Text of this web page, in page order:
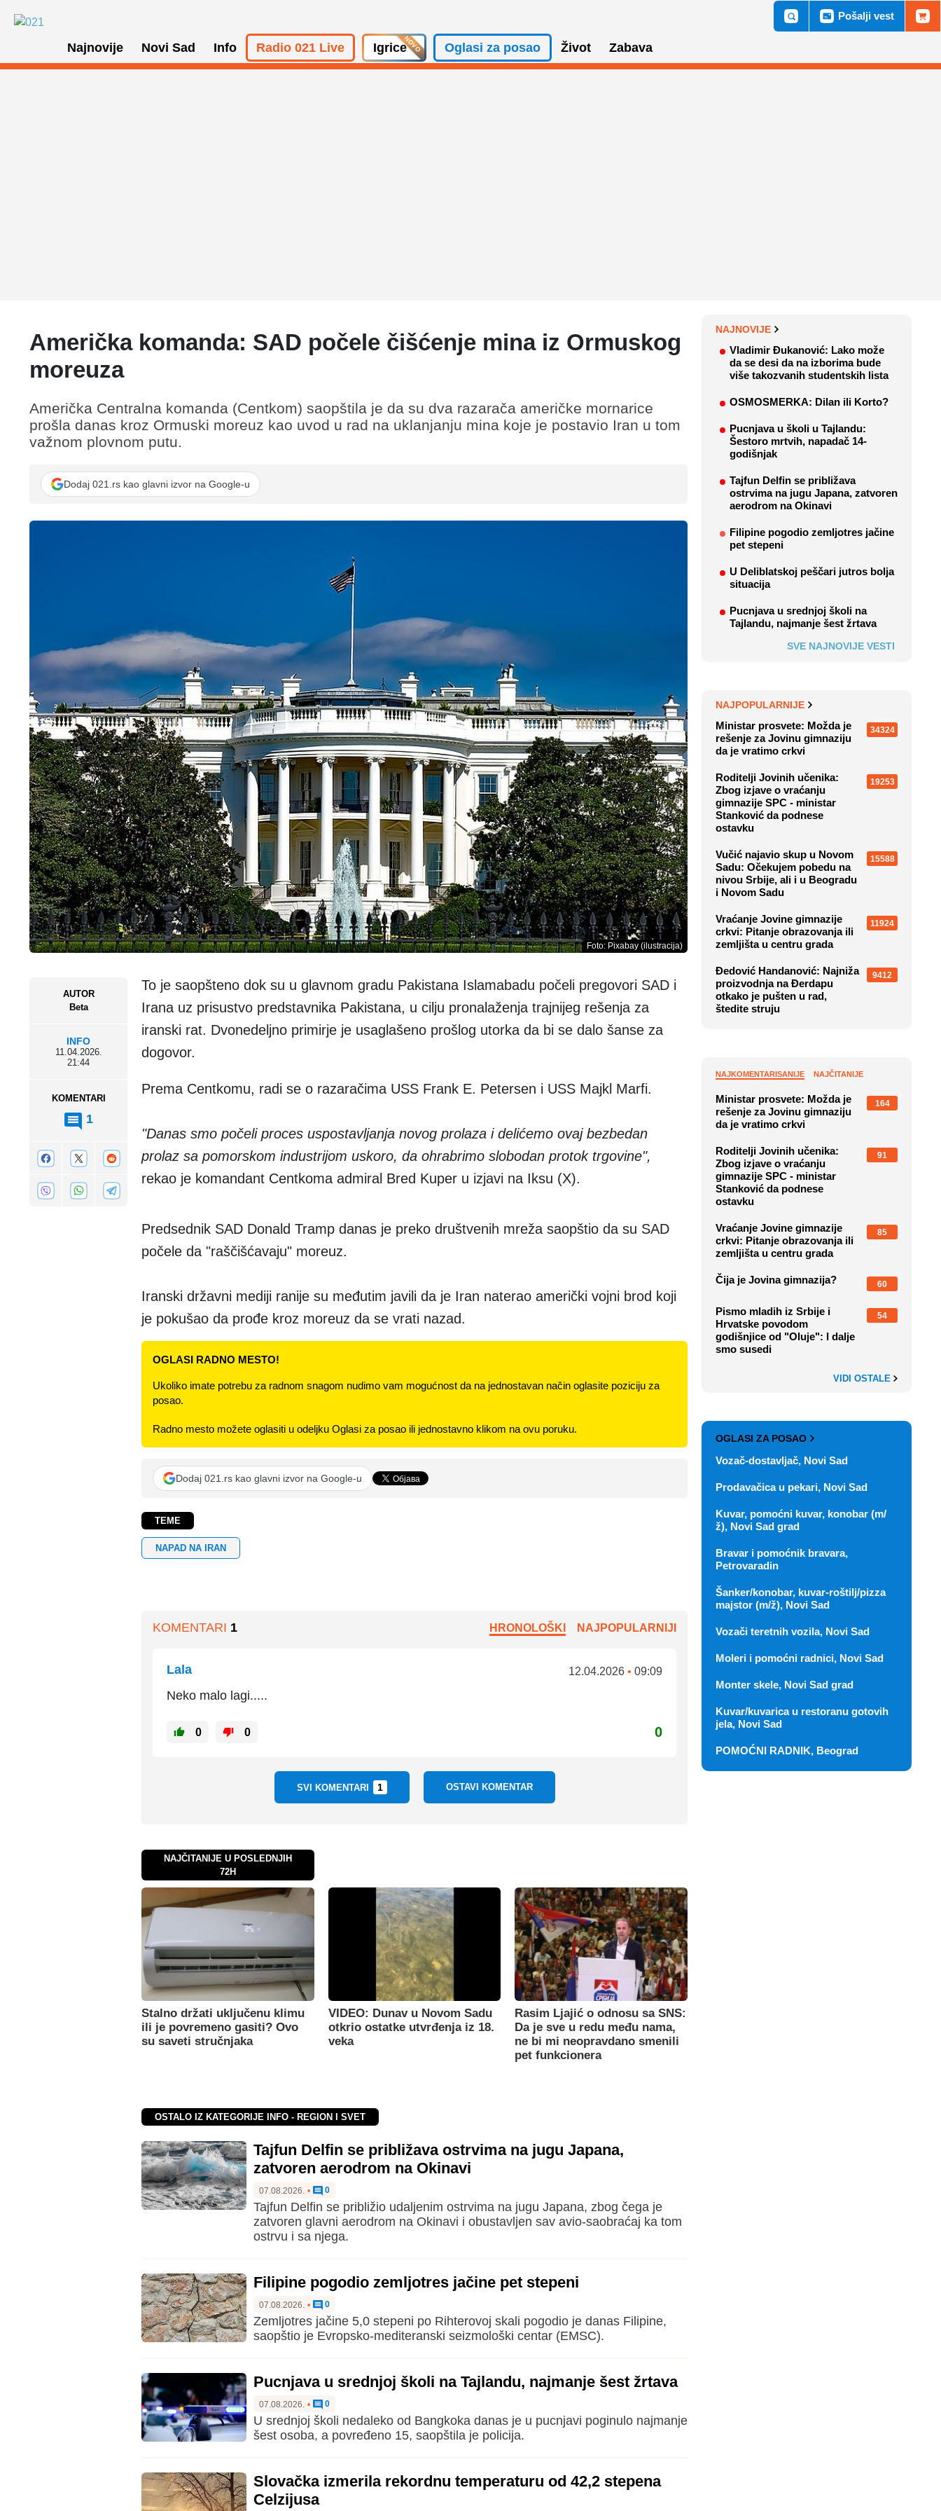
Najnovije Novi Sad Info Radio 021 Live Igrice Oglasi za posao Život Zabava
Pošalji vest
Američka komanda: SAD počele čišćenje mina iz Ormuskog
moreuza
AUTOR
Beta
INFO
11.04.2026.
21:44
KOMENTARI
1
Američka Centralna komanda (Centkom) saopštila je da su dva razarača američke mornarice
prošla danas kroz Ormuski moreuz kao uvod u rad na uklanjanju mina koje je postavio Iran u tom
važnom plovnom putu.
Dodaj 021.rs kao glavni izvor na Google-u
Foto: Pixabay (ilustracija)
To je saopšteno dok su u glavnom gradu Pakistana Islamabadu počeli pregovori SAD i
Irana uz prisustvo predstavnika Pakistana, u cilju pronalaženja trajnijeg rešenja za
iranski rat. Dvonedeljno primirje je usaglašeno prošlog utorka da bi se dalo šanse za
dogovor.
Prema Centkomu, radi se o razaračima USS Frank E. Petersen i USS Majkl Marfi.
"Danas smo počeli proces uspostavljanja novog prolaza i delićemo ovaj bezbedan
prolaz sa pomorskom industrijom uskoro, da ohrabrimo slobodan protok trgovine",
rekao je komandant Centkoma admiral Bred Kuper u izjavi na Iksu (X).
Predsednik SAD Donald Tramp danas je preko društvenih mreža saopštio da su SAD
počele da "raščišćavaju" moreuz.
Iranski državni mediji ranije su međutim javili da je Iran naterao američki vojni brod koji
je pokušao da prođe kroz moreuz da se vrati nazad.
OGLASI RADNO MESTO!
Ukoliko imate potrebu za radnom snagom nudimo vam mogućnost da na jednostavan način oglasite poziciju za
posao.
Radno mesto možete oglasiti u odeljku Oglasi za posao ili jednostavno klikom na ovu poruku.
Dodaj 021.rs kao glavni izvor na Google-u
TEME
NAPAD NA IRAN
KOMENTARI 1 HRONOLOŠKI NAJPOPULARNIJI
Lala 12.04.2026 • 09:09
Neko malo lagi.....
0 0 0
SVI KOMENTARI 1 OSTAVI KOMENTAR
NAJČITANIJE U POSLEDNJIH
72H
Stalno držati uključenu klimu
ili je povremeno gasiti? Ovo
su saveti stručnjaka
VIDEO: Dunav u Novom Sadu
otkrio ostatke utvrđenja iz 18.
veka
Rasim Ljajić o odnosu sa SNS:
Da je sve u redu među nama,
ne bi mi neopravdano smenili
pet funkcionera
OSTALO IZ KATEGORIJE INFO - REGION I SVET
Tajfun Delfin se približava ostrvima na jugu Japana,
zatvoren aerodrom na Okinavi
07.08.2026. • 0
Tajfun Delfin se približio udaljenim ostrvima na jugu Japana, zbog čega je
zatvoren glavni aerodrom na Okinavi i obustavljen sav avio-saobraćaj ka tom
ostrvu i sa njega.
Filipine pogodio zemljotres jačine pet stepeni
07.08.2026. • 0
Zemljotres jačine 5,0 stepeni po Rihterovoj skali pogodio je danas Filipine,
saopštio je Evropsko-mediteranski seizmološki centar (EMSC).
Pucnjava u srednjoj školi na Tajlandu, najmanje šest žrtava
07.08.2026. • 0
U srednjoj školi nedaleko od Bangkoka danas je u pucnjavi poginulo najmanje
šest osoba, a povređeno 15, saopštila je policija.
Slovačka izmerila rekordnu temperaturu od 42,2 stepena
Celzijusa
NAJNOVIJE
Vladimir Đukanović: Lako može
da se desi da na izborima bude
više takozvanih studentskih lista
OSMOSMERKA: Dilan ili Korto?
Pucnjava u školi u Tajlandu:
Šestoro mrtvih, napadač 14-
godišnjak
Tajfun Delfin se približava
ostrvima na jugu Japana, zatvoren
aerodrom na Okinavi
Filipine pogodio zemljotres jačine
pet stepeni
U Deliblatskoj peščari jutros bolja
situacija
Pucnjava u srednjoj školi na
Tajlandu, najmanje šest žrtava
SVE NAJNOVIJE VESTI
NAJPOPULARNIJE
Ministar prosvete: Možda je
rešenje za Jovinu gimnaziju
da je vratimo crkvi
34324
Roditelji Jovinih učenika:
Zbog izjave o vraćanju
gimnazije SPC - ministar
Stanković da podnese
ostavku
19253
Vučić najavio skup u Novom
Sadu: Očekujem pobedu na
nivou Srbije, ali i u Beogradu
i Novom Sadu
15588
Vraćanje Jovine gimnazije
crkvi: Pitanje obrazovanja ili
zemljišta u centru grada
11924
Đedović Handanović: Najniža
proizvodnja na Đerdapu
otkako je pušten u rad,
štedite struju
9412
NAJKOMENTARISANIJE NAJČITANIJE
Ministar prosvete: Možda je
rešenje za Jovinu gimnaziju
da je vratimo crkvi
164
Roditelji Jovinih učenika:
Zbog izjave o vraćanju
gimnazije SPC - ministar
Stanković da podnese
ostavku
91
Vraćanje Jovine gimnazije
crkvi: Pitanje obrazovanja ili
zemljišta u centru grada
85
Čija je Jovina gimnazija? 60
Pismo mladih iz Srbije i
Hrvatske povodom
godišnjice od "Oluje": I dalje
smo susedi
54
VIDI OSTALE
OGLASI ZA POSAO
Vozač-dostavljač, Novi Sad
Prodavačica u pekari, Novi Sad
Kuvar, pomoćni kuvar, konobar (m/
ž), Novi Sad grad
Bravar i pomoćnik bravara,
Petrovaradin
Šanker/konobar, kuvar-roštilj/pizza
majstor (m/ž), Novi Sad
Vozači teretnih vozila, Novi Sad
Moleri i pomoćni radnici, Novi Sad
Monter skele, Novi Sad grad
Kuvar/kuvarica u restoranu gotovih
jela, Novi Sad
POMOĆNI RADNIK, Beograd